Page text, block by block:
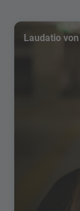
Laudatio